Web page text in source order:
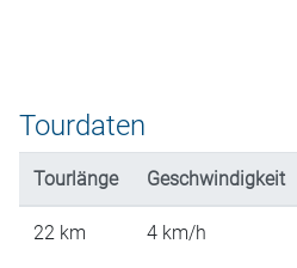
Tourdaten
Tourlänge Geschwindigkeit
22 km 4 km/h